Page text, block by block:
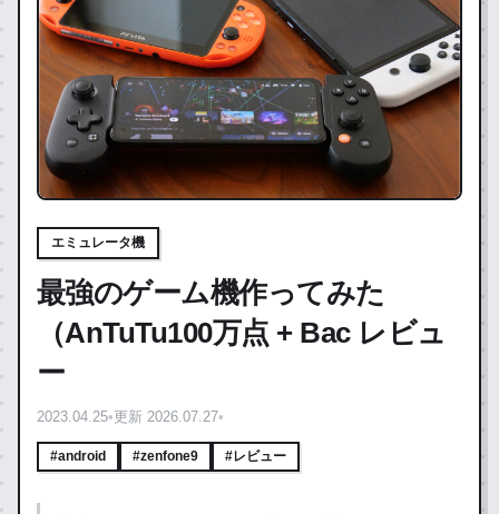
エミュレータ機
最強のゲーム機作ってみた
（AnTuTu100万点 + Bac レビュ
ー
2023.04.25•更新 2026.07.27•
#android #zenfone9 #レビュー